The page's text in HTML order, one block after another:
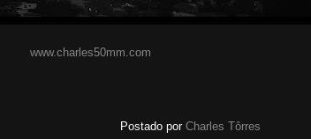
www.charles50mm.com
Postado por Charles Tôrres